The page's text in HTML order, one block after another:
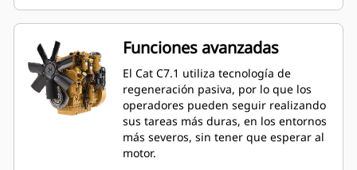
construcción. Los fabricantes de
equipos originales también disfrutan
de una reducción del 20 % de la
longitud, del 5 % de la altura y del 40
% del peso al reducir el tamaño de las
plataformas de 9 litros.
Funciones avanzadas
El Cat C7.1 utiliza tecnología de
regeneración pasiva, por lo que los
operadores pueden seguir realizando
sus tareas más duras, en los entornos
más severos, sin tener que esperar al
motor.